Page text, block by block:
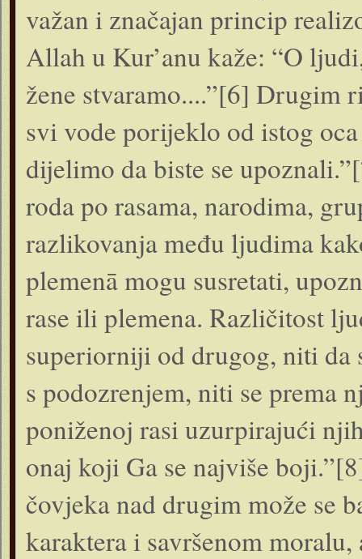
važan i značajan princip
Allah u Kur’anu kaže: “O
žene stvaramo....”[6] Drugim
svi vode porijeklo od istog
dijelimo da biste se
roda po rasama, narodima,
razlikovanja među ljudima
plemenā mogu susretati,
rase ili plemena. Različitost
superiorniji od drugog, niti da
s podozrenjem, niti se prema
poniženoj rasi uzurpirajući
onaj koji Ga se najviše
čovjeka nad drugim može se
karaktera i savršenom